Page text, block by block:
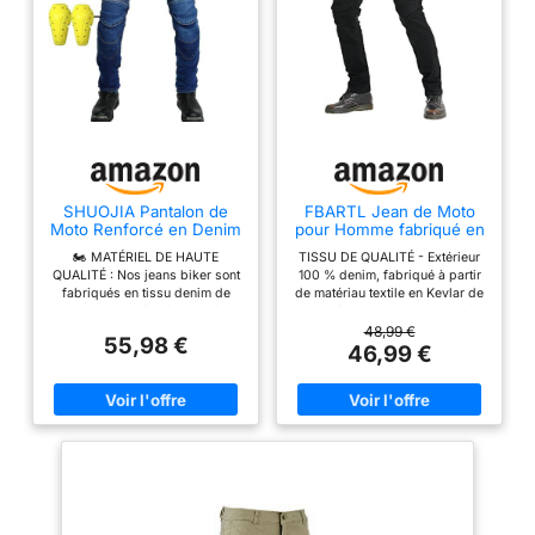
SHUOJIA Pantalon de
Moto Renforcé en Denim
- Jeans de Protection
pour Hommes et
Femmes
🏍 MATÉRIEL DE HAUTE
QUALITÉ : Nos jeans biker sont
fabriqués en tissu denim de
doux et confortable. Convient à
confortable lors de la conduite.
Les jeans de moto vous
permettent d'avoir fière allure et
Le pantalon de moto a un total
55,98 €
FBARTL Jean de Moto
pour Homme fabriqué en
Tissu, Pantalon de
Protection en Jean
Respirant, doublé,
renforcé, rembourré
TISSU DE QUALITÉ - Extérieur
100 % denim, fabriqué à partir
de matériau textile en Kevlar de
l'abrasion. Double épaisseur
dans les zones clés. Doublure
imperméable et respirante. Les
jeans de moto tendance peuvent
être portés de manière
décontractée avec des
48,99 €
46,99 €